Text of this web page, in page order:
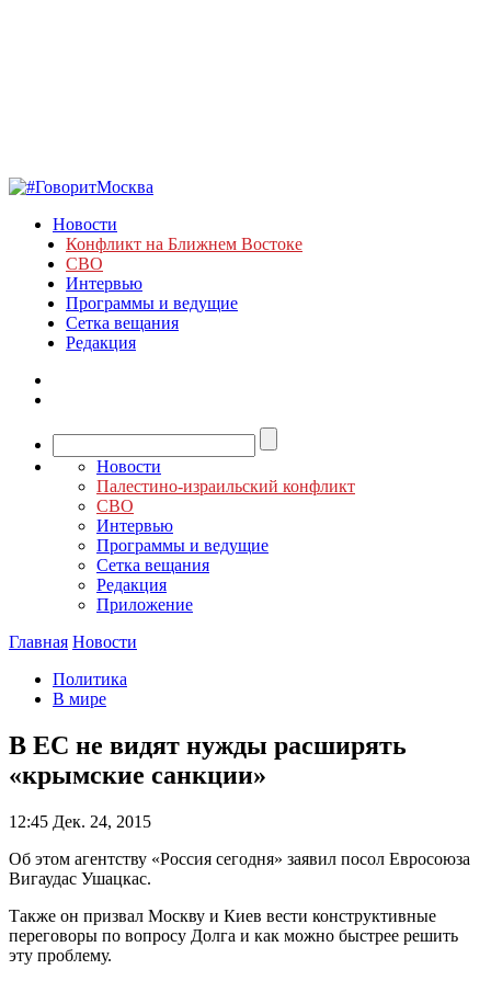
Новости
Конфликт на Ближнем Востоке
СВО
Интервью
Программы и ведущие
Сетка вещания
Редакция
Новости
Палестино-израильский конфликт
СВО
Интервью
Программы и ведущие
Сетка вещания
Редакция
Приложение
Главная Новости
Политика
В мире
В ЕС не видят нужды расширять
«крымские санкции»
12:45 Дек. 24, 2015
Об этом агентству «Россия сегодня» заявил посол Евросоюза
Вигаудас Ушацкас.
Также он призвал Москву и Киев вести конструктивные
переговоры по вопросу Долга и как можно быстрее решить
эту проблему.